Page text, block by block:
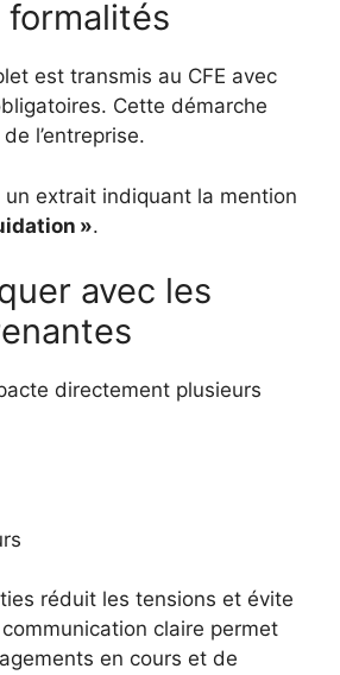
est transmis au CFE avec
Cette démarche
l’entreprise.
extrait indiquant la mention
».
avec les
directement plusieurs
réduit les tensions et évite
claire permet
en cours et de